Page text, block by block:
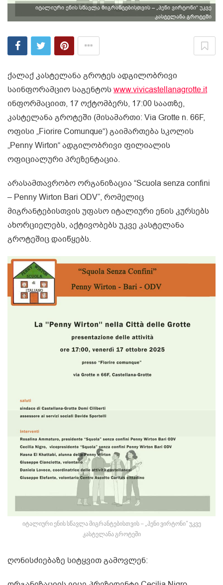
იტალიური ენის სწავლა მიგრანტებისთვის – „პენი ვირტონი“ უკვე
კასტელანა გროტეში
ქალაქ კასტელანა გროტეს ადგილობრივი
საინფორამციო საგენტოსwww.vivicastellanagrotte.it
ინფორმაციით, 17 ოქტომბერს, 17:00 საათზე,
კასტელანა გროტეში (მისამართი: Via Grotte n. 66F,
ოფისი „Fiorire Comunque“) გაიმართება სკოლის
„Penny Wirton“ ადგილობრივი ფილიალის
ოფიციალური პრეზენტაცია.
არასამთავრობო ორგანიზაცია “Scuola senza confini
– Penny Wirton Bari ODV”, რომელიც
მიგრანტებისთვის უფასო იტალიური ენის კურსებს
ახორციელებს, აქტივობებს უკვე კასტელანა
გროტეშიც დაიწყებს.
იტალიური ენის სწავლა მიგრანტებისთვის – „პენი ვირტონი“ უკვე
კასტელანა გროტეში
ღონისძიებაზე სიტყვით გამოვლენ: